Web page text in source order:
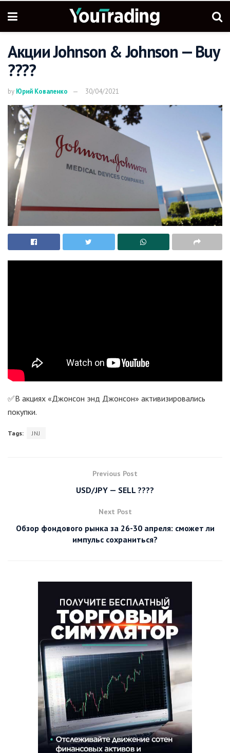
Акции Johnson & Johnson — Buy
????
by Юрий Коваленко 30/04/2021
✅В акциях «Джонсон энд Джонсон» активизировались
покупки.
Tags: JNJ
Previous Post
USD/JPY — SELL ????
Next Post
Обзор фондового рынка за 26-30 апреля: сможет ли
импульс сохраниться?